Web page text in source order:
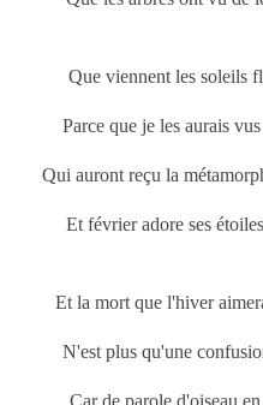
Que viennent les soleils
Parce que je les aurais
Qui auront reçu la
Et février adore ses
Et la mort que l'hiver
N'est plus qu'une
Car de parole d'oiseau